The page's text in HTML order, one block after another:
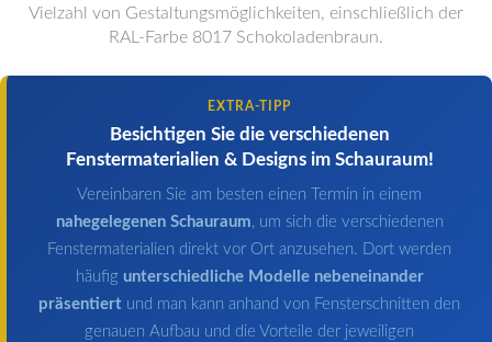
Vielzahl von Gestaltungsmöglichkeiten, einschließlich der
RAL-Farbe 8017 Schokoladenbraun.
EXTRA-TIPP
Besichtigen Sie die verschiedenen
Fenstermaterialien & Designs im Schauraum!
Vereinbaren Sie am besten einen Termin in einem
nahegelegenen Schauraum, um sich die verschiedenen
Fenstermaterialien direkt vor Ort anzusehen. Dort werden
häufig unterschiedliche Modelle nebeneinander
präsentiert und man kann anhand von Fensterschnitten den
genauen Aufbau und die Vorteile der jeweiligen